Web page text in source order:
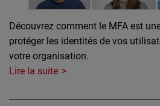
Découvrez comment le MFA est
protéger les identités de vos
votre organisation.
Lire la suite